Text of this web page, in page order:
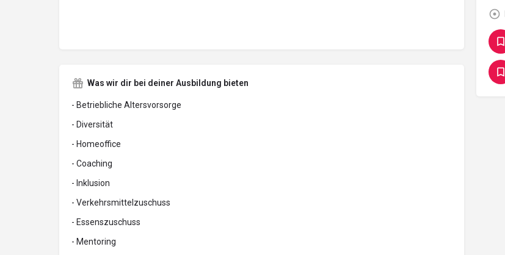
Was wir dir bei deiner Ausbildung bieten
- Betriebliche Altersvorsorge
- Diversität
- Homeoffice
- Coaching
- Inklusion
- Verkehrsmittelzuschuss
- Essenszuschuss
- Mentoring